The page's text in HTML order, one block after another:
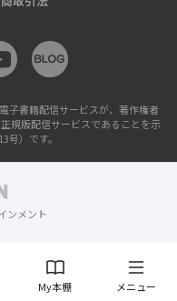
My本棚 メニュー
子書籍配信サービスが、著作権者
規版配信サービスであることを示
号）です。
ンメント